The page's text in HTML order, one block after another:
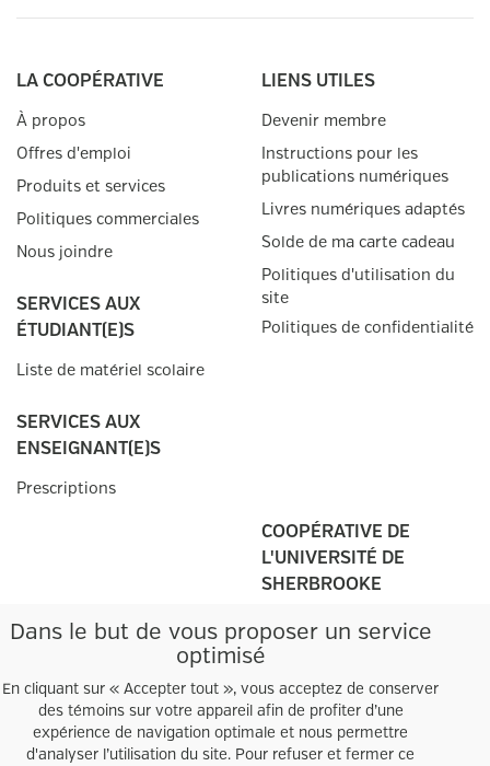
Dans le but de vous proposer un service
optimisé
En cliquant sur « Accepter tout », vous acceptez de conserver
des témoins sur votre appareil afin de profiter d’une
expérience de navigation optimale et nous permettre
d'analyser l’utilisation du site. Pour refuser et fermer ce
LA COOPÉRATIVE
À propos
Offres d'emploi
Produits et services
Politiques commerciales
Nous joindre
SERVICES AUX
ÉTUDIANT(E)S
Liste de matériel scolaire
SERVICES AUX
ENSEIGNANT(E)S
Prescriptions
LIENS UTILES
Devenir membre
Instructions pour les
publications numériques
Livres numériques adaptés
Solde de ma carte cadeau
Politiques d'utilisation du
site
Politiques de confidentialité
COOPÉRATIVE DE
L'UNIVERSITÉ DE
SHERBROOKE
2500, boul. de l'Université
Tél.: 819 821-3599
Heures d'ouverture